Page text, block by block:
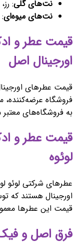
نت‌های گلی:
نت‌های میوه‌ای
اورجینال اصل
قیمت عطرهای
فروشگاه
به فروشگاه‌های معتبر
لوئوه
عطرهای شرکتی لوئو
اورجینال هستند که
قیمت این عطرها